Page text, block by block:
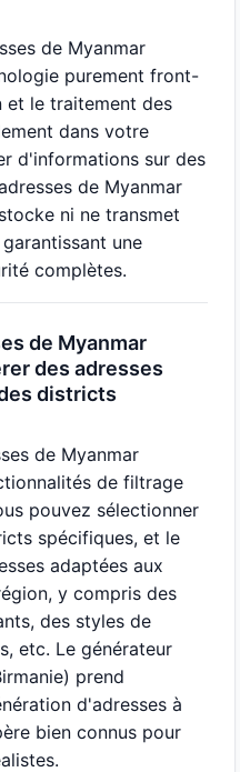
de Myanmar
purement front-
et le traitement des
dans votre
d'informations sur des
de Myanmar
ni ne transmet
une
complètes.
de Myanmar
des adresses
districts
de Myanmar
de filtrage
pouvez sélectionner
spécifiques, et le
adaptées aux
y compris des
des styles de
etc. Le générateur
prend
d'adresses à
bien connus pour